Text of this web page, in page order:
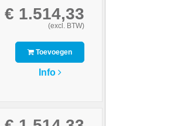
€ 1.514,33
(excl. BTW)
Toevoegen
Info